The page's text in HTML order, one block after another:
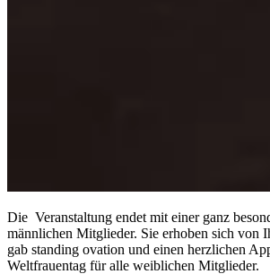
Die Veranstaltung endet mit einer ganz
männlichen Mitglieder. Sie erhoben sich von
gab standing ovation und einen herzlichen
Weltfrauentag für alle weiblichen Mitglieder.